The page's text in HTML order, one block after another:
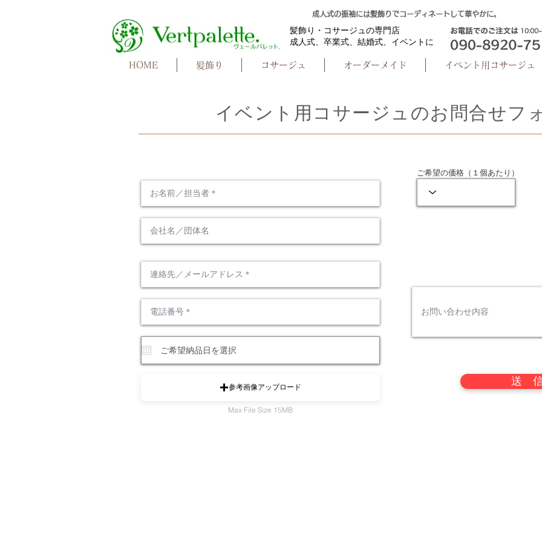
​髪飾り・コサージュの専門店
成人式、卒業式、 結婚式、イベントに
HOME 髪飾り コサージュ オーダーメイド イベント用コサージュ
成人式の振袖には髪飾りでコーディネートして華やかに。
イベント用コサージュのお問合せフ
ご希望の価格（１個あたり）
参考画像アップロード
Max File Size 15MB
送